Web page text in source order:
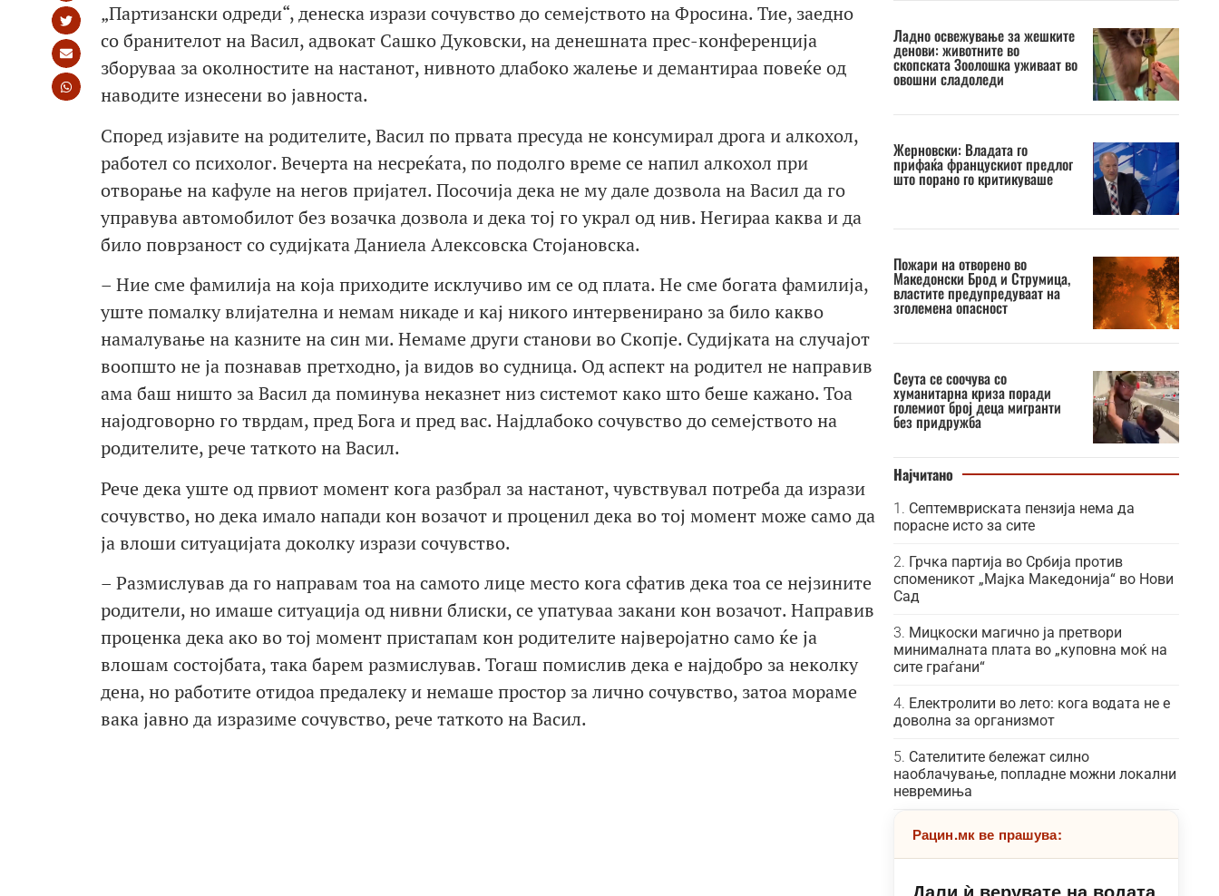
„Партизански одреди“, денеска изрази сочувство до семејството на Фросина. Тие, заедно
со бранителот на Васил, адвокат Сашко Дуковски, на денешната прес-конференција
зборуваа за околностите на настанот, нивното длабоко жалење и демантираа повеќе од
наводите изнесени во јавноста.
Според изјавите на родителите, Васил по првата пресуда не консумирал дрога и алкохол,
работел со психолог. Вечерта на несреќата, по подолго време се напил алкохол при
отворање на кафуле на негов пријател. Посочија дека не му дале дозвола на Васил да го
управува автомобилот без возачка дозвола и дека тој го украл од нив. Негираа каква и да
било поврзаност со судијката Даниела Алексовска Стојановска.
– Ние сме фамилија на која приходите исклучиво им се од плата. Не сме богата фамилија,
уште помалку влијателна и немам никаде и кај никого интервенирано за било какво
намалување на казните на син ми. Немаме други станови во Скопје. Судијката на случајот
воопшто не ја познавав претходно, ја видов во судница. Од аспект на родител не направив
ама баш ништо за Васил да поминува неказнет низ системот како што беше кажано. Тоа
најодговорно го тврдам, пред Бога и пред вас. Најдлабоко сочувство до семејството на
родителите, рече таткото на Васил.
Рече дека уште од првиот момент кога разбрал за настанот, чувствувал потреба да изрази
сочувство, но дека имало напади кон возачот и проценил дека во тој момент може само да
ја влоши ситуацијата доколку изрази сочувство.
– Размислував да го направам тоа на самото лице место кога сфатив дека тоа се нејзините
родители, но имаше ситуација од нивни блиски, се упатуваа закани кон возачот. Направив
проценка дека ако во тој момент пристапам кон родителите најверојатно само ќе ја
влошам состојбата, така барем размислував. Тогаш помислив дека е најдобро за неколку
дена, но работите отидоа предалеку и немаше простор за лично сочувство, затоа мораме
вака јавно да изразиме сочувство, рече таткото на Васил.
Ладно освежување за жешките
денови: животните во
скопската Зоолошка уживаат во
овошни сладоледи
Жерновски: Владата го
прифаќа францускиот предлог
што порано го критикуваше
Пожари на отворено во
Македонски Брод и Струмица,
властите предупредуваат на
зголемена опасност
Сеута се соочува со
хуманитарна криза поради
големиот број деца мигранти
без придружба
Најчитано
Септемвриската пензија нема да
порасне исто за сите
Грчка партија во Србија против
споменикот „Мајка Македонија“ во Нови
Сад
Мицкоски магично ја претвори
минималната плата во „куповна моќ на
сите граѓани“
Електролити во лето: кога водата не е
доволна за организмот
Сателитите бележат силно
наоблачување, попладне можни локални
невремиња
Рацин.мк ве прашува: